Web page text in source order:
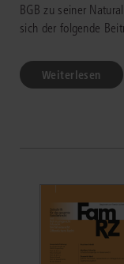
BGB zu seiner
sich der folgende
Weiterlesen